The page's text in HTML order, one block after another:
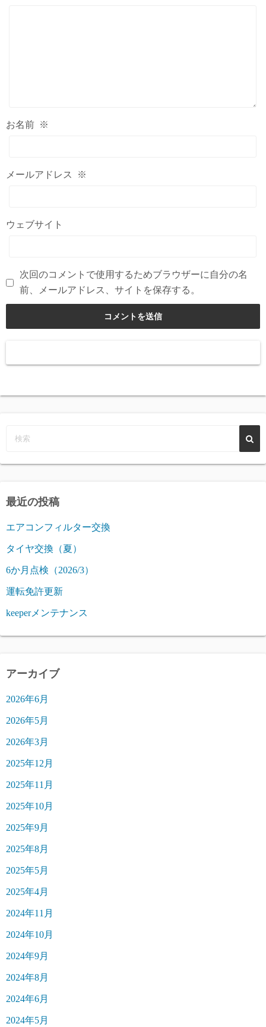
お名前 ※
メールアドレス ※
ウェブサイト
次回のコメントで使用するためブラウザーに自分の名
前、メールアドレス、サイトを保存する。
最近の投稿
エアコンフィルター交換
タイヤ交換（夏）
6か月点検（2026/3）
運転免許更新
keeperメンテナンス
アーカイブ
2026年6月
2026年5月
2026年3月
2025年12月
2025年11月
2025年10月
2025年9月
2025年8月
2025年5月
2025年4月
2024年11月
2024年10月
2024年9月
2024年8月
2024年6月
2024年5月